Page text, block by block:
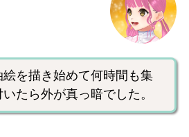
を描き始めて何時間も集
たら外が真っ暗でした。